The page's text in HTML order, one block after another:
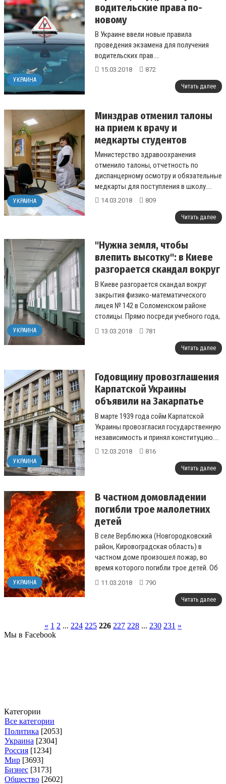
УКРАИНА
водительские права по-
новому
В Украине ввели новые правила
проведения экзамена для получения
водительских прав....
15.03.2018 872
Читать далее
УКРАИНА
Минздрав отменил талоны
на прием к врачу и
медкарты студентов
Министерство здравоохранения
отменило талоны, отчетность по
диспанцерному осмотру и обязательные
медкарты для поступления в школу....
14.03.2018 809
Читать далее
УКРАИНА
"Нужна земля, чтобы
влепить высотку": в Киеве
разгорается скандал вокруг
закрытия лицея №142
В Киеве разгорается скандал вокруг
закрытия физико-математического
лицея № 142 в Соломенском районе
столицы. Прямо посреди учебного года,
в субботу вечером, 500 учеников лицея
13.03.2018 781
Читать далее
УКРАИНА
Годовщину провозглашения
Карпатской Украины
объявили на Закарпатье
выходным днем
В марте 1939 года сойм Карпатской
Украины провозгласил государственную
независимость и принял конституцию....
12.03.2018 816
Читать далее
УКРАИНА
В частном домовладении
погибли трое малолетних
детей
В селе Верблюжка (Новгородковский
район, Кировоградская область) в
частном доме произошел пожар, во
время которого погибли трое детей. Об
этом сообщает пресс-центр
11.03.2018 790
Читать далее
« 1 2 ... 224 225 226 227 228 ... 230 231 »
Мы в Facebook
Категории
Все категории
Политика [2053]
Украина [2304]
Россия [1234]
Мир [3693]
Бизнес [3173]
Общество [2602]